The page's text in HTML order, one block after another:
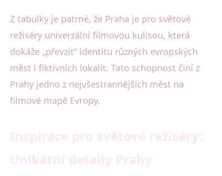
Z tabulky je patrné, že Praha je pro světové
režiséry univerzální filmovou kulisou, která
dokáže „převzít“ identitu různých evropských
měst i fiktivních lokalit. Tato schopnost činí z
Prahy jedno z nejvšestrannějších měst na
filmové mapě Evropy.